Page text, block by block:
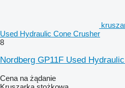
Used Hydraulic Cone Crusher
8
Nordberg GP11F Used
Cena na żądanie